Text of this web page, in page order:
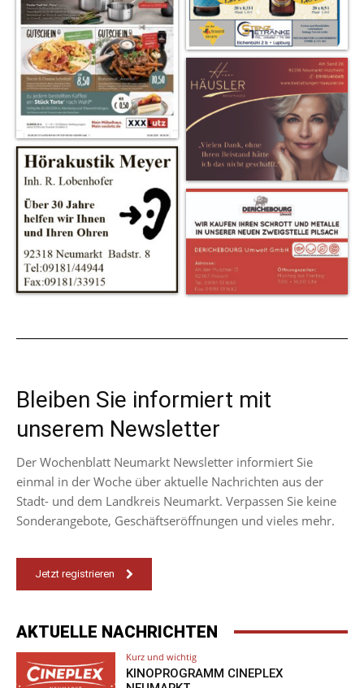
Bleiben Sie informiert mit
unserem Newsletter
Der Wochenblatt Neumarkt Newsletter informiert Sie
einmal in der Woche über aktuelle Nachrichten aus der
Stadt- und dem Landkreis Neumarkt. Verpassen Sie keine
Sonderangebote, Geschäftseröffnungen und vieles mehr.
Jetzt registrieren
AKTUELLE NACHRICHTEN
Kurz und wichtig
KINOPROGRAMM CINEPLEX